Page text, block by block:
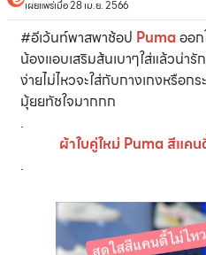
เผยแพร่เมื่อ 28 เม.ย. 2566
#อีเว้นท์พาสพาช้อป Pumaออ
น้องแอบเสริมส้นเบาๆใส่แล้วน่า
ง่ายไม่ไหวจะใส่กับกางเกงหรือก
มุ้ยยทัชใจมากกก
.
ผ้าใบคู่ใหม่ Puma สีแค
.